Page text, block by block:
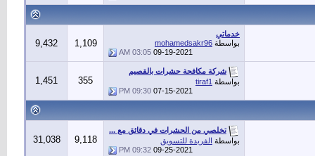
خدماتي
بواسطة mohamedsakr96
09-19-2021
03:05 AM
1,109
9,432
شركة مكافحة حشرات بالقصيم
بواسطة tiraf1
07-15-2021
09:30 PM
355
1,451
تخلصي من الحشرات في دقائق مع ...
بواسطة الفريدة للتسويق
09-25-2021
09:32 PM
9,118
31,038